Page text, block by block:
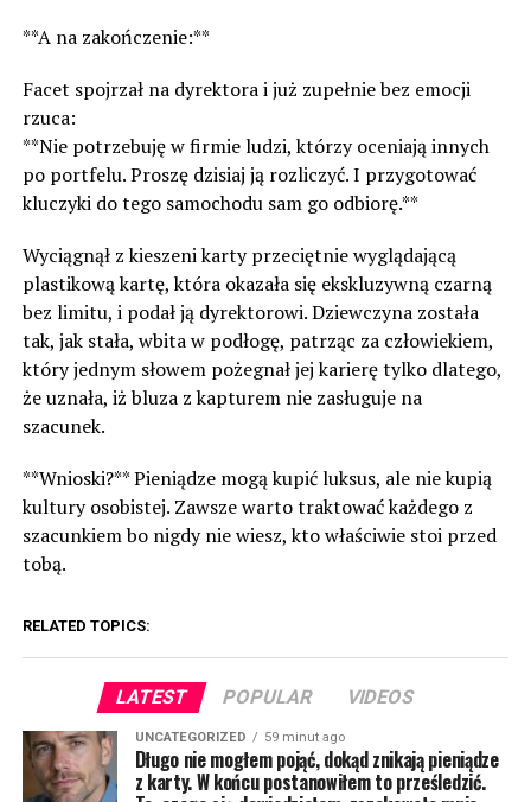
**A na zakończenie:**
Facet spojrzał na dyrektora i już zupełnie bez emocji
rzuca:
**Nie potrzebuję w firmie ludzi, którzy oceniają innych
po portfelu. Proszę dzisiaj ją rozliczyć. I przygotować
kluczyki do tego samochodu sam go odbiorę.**
Wyciągnął z kieszeni karty przeciętnie wyglądającą
plastikową kartę, która okazała się ekskluzywną czarną
bez limitu, i podał ją dyrektorowi. Dziewczyna została
tak, jak stała, wbita w podłogę, patrząc za człowiekiem,
który jednym słowem pożegnał jej karierę tylko dlatego,
że uznała, iż bluza z kapturem nie zasługuje na
szacunek.
**Wnioski?** Pieniądze mogą kupić luksus, ale nie kupią
kultury osobistej. Zawsze warto traktować każdego z
szacunkiem bo nigdy nie wiesz, kto właściwie stoi przed
tobą.
RELATED TOPICS:
LATEST POPULAR VIDEOS
UNCATEGORIZED 59 minut ago
Długo nie mogłem pojąć, dokąd znikają pieniądze
z karty. W końcu postanowiłem to prześledzić.